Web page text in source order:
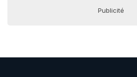
Publicité